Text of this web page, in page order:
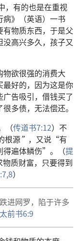
，有的也是在重视
》（英语）一书
物质东西，于是父
高兴多久，孩子又
欲很强的消费大
好的，因为这是你
告吸引，借钱买了
多债，无法偿还。
（传道书7:12）不
根源” ，又说“有
遍体鳞伤”。（提
质财富，只要得到
）
进网罗，陷于许多
前书6:9